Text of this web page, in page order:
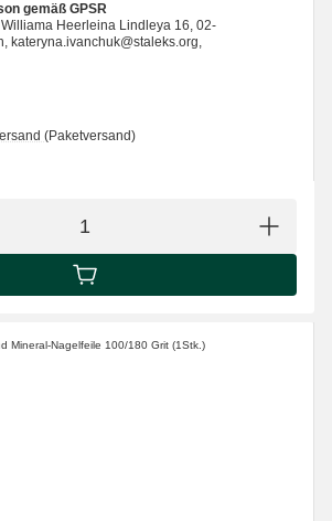
gemäß GPSR
Williama Heerleina Lindleya 16, 02-
kateryna.ivanchuk@staleks.org,
(Paketversand)
IN DEN WARENKORB